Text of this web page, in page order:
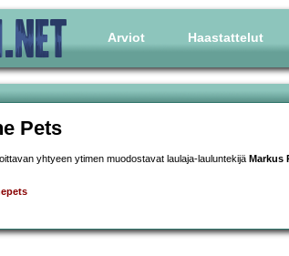
Arviot Haastattelut
Pets
yhtyeen ytimen muodostavat laulaja-lauluntekijä Markus